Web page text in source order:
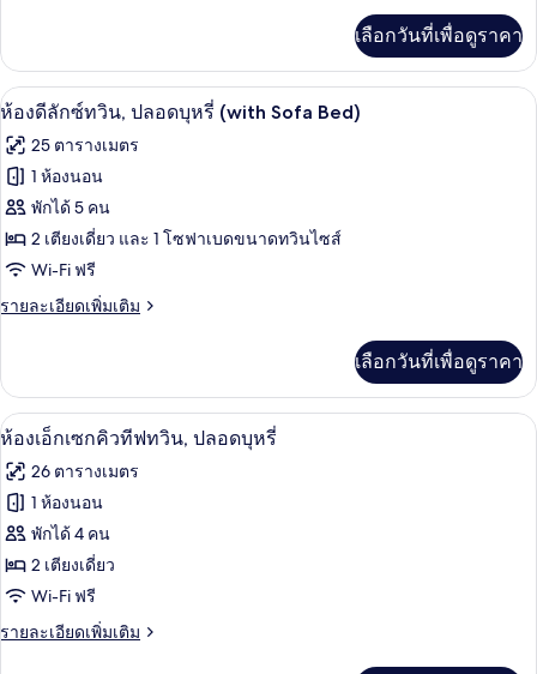
ทวิน,
ปลอด
บุหรี่
เกี่ยว
กับ
ห้อง
ลัก
ซ์
น,
ปลอด
บุหรี่
เลือกวันที่เพื่อดูราคา
เปิด
ภาพถ่าย
ทั้งหมด
ของ
ห้อง
ดี
ลัก
ทวิน,
ปลอด
บุหรี่
(with
Sofa
Bed)
ผ้านวมขนเป็ด, ตู้นิรภัยในห้องพัก, โต๊ะ
7
ห้องดีลักซ์ทวิน, ปลอดบุหรี่ (with Sofa Bed)
25 ตารางเมตร
1 ห้องนอน
พักได้ 5 คน
2 เตียงเดี่ยว และ 1 โซฟาเบดขนาดทวินไซส์
Wi-Fi ฟรี
รายละเอียดเพิ่มเติม
ราย
เกี่ยว
กับ
ห้อง
ลัก
ซ์
น,
ปลอด
บุหรี่
(with
Sofa
เลือกวันที่เพื่อดูราคา
เปิด
ภาพถ่าย
ทั้งหมด
ของ
ห้อง
เอ็ก
เซก
รองเท้าสวมภายในห้อง, โถสุขภัณฑ์แบ
8
ห้องเอ็กเซกคิวทีฟทวิน, ปลอดบุหรี่
26 ตารางเมตร
1 ห้องนอน
พักได้ 4 คน
2 เตียงเดี่ยว
Wi-Fi ฟรี
รายละเอียดเพิ่มเติม
ราย